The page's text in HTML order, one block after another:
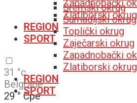
Zapadnobački
Zlatiborski okrug
REGION
SPORT
31 °c
Belgrade
29 ° Сре
Sremski okrug
Šumadijski okrug
Toplički okrug
Zaječarski okrug
Zapadnobački
Zlatiborski okrug
REGION
SPORT